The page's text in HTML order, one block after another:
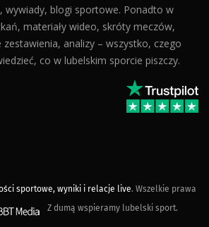
wywiady, blogi sportowe. Ponadto w
materiały wideo, skróty meczów,
analizy – wszystko, czego
co w lubelskim sporcie piszczy.
sportowe, wyniki i relacje live. Wszelkie prawa
Z dumą wspieramy lubelski sport.